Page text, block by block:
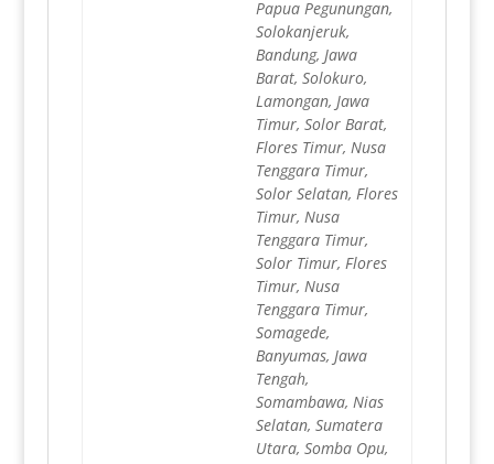
Papua Pegunungan,
Solokanjeruk,
Bandung, Jawa
Barat, Solokuro,
Lamongan, Jawa
Timur, Solor Barat,
Flores Timur, Nusa
Tenggara Timur,
Solor Selatan, Flores
Timur, Nusa
Tenggara Timur,
Solor Timur, Flores
Timur, Nusa
Tenggara Timur,
Somagede,
Banyumas, Jawa
Tengah,
Somambawa, Nias
Selatan, Sumatera
Utara, Somba Opu,